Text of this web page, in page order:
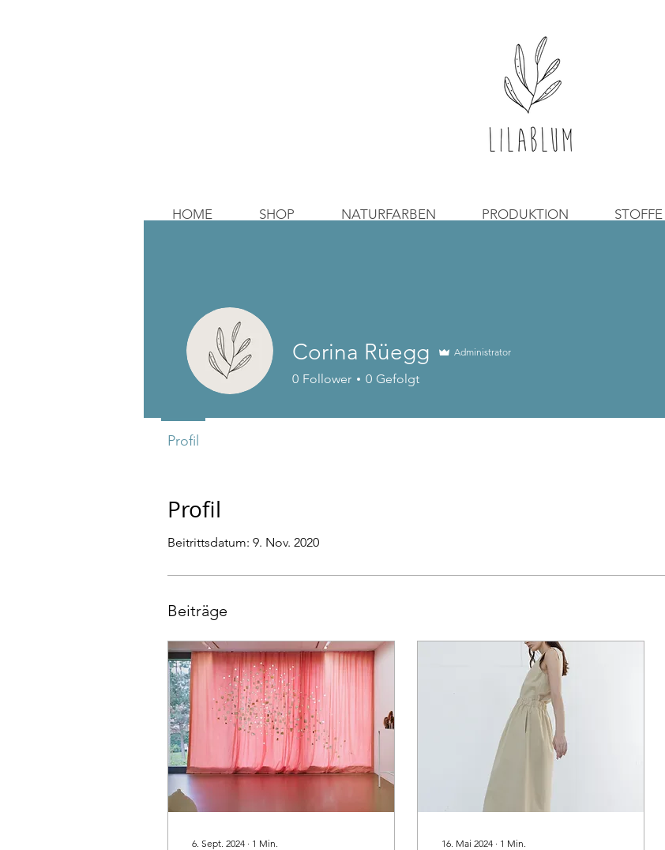
HOME SHOP NATURFARBEN PRODUKTION STOFFE
Profil
Beitrittsdatum: 9. Nov. 2020
Beiträge
6. Sept. 2024 ∙ 1 Min. 16. Mai 2024 ∙ 1 Min.
Corina Rüegg Administrator
0 Follower 0 Gefolgt
Profil